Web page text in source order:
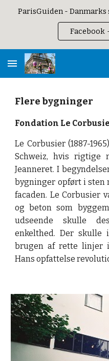
ParisGuiden -
Facebook
Flere bygninger
Fondation Le
Le Corbusier (1887-
Schweiz, hvis rigtige
Jeanneret. I
bygninger opført i sten
facaden. Le Corbusier
og beton som
udseende skulle
enkelthed. Der skulle
brugen af rette linjer
Hans opfattelse